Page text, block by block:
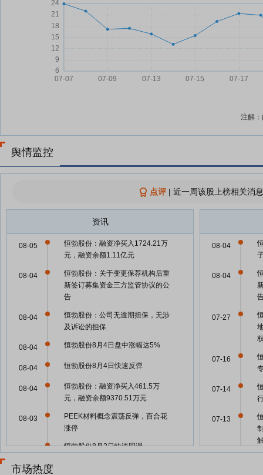
注解
舆情监控
点评| 近一周该股上榜相关消
资讯
恒勃股份：融资净买入1724.21万
元，融资余额1.11亿元
08-05
恒勃股份：关于变更保荐机构后重
新签订募集资金三方监管协议的公
告
08-04
恒勃股份：公司无逾期担保，无涉
及诉讼的担保
08-04
恒勃股份8月4日盘中涨幅达5%
08-04
恒勃股份8月4日快速反弹
08-04
恒勃股份：融资净买入461.5万
元，融资余额9370.51万元
08-04
PEEK材料概念震荡反弹，百合花
涨停
08-03
恒勃股份8月3日快速回调
08-03
08-03
08-04
08-04
07-27
07-16
07-14
07-13
市场热度